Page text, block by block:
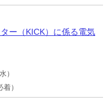
ー（KICK）に係る電気
）
）